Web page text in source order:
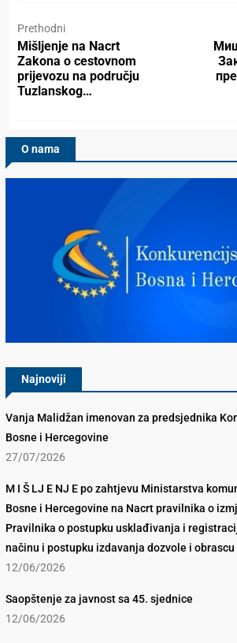
Prethodni
Mišljenje na Nacrt
Zakona o cestovnom
prijevozu na području
Tuzlanskog…
O nama
Najnoviji
Vanja Malidžan imenovan za predsjednika
Bosne i Hercegovine
27/07/2026
M I Š LJ E NJ E po zahtjevu Ministarstva
Bosne i Hercegovine na Nacrt pravilnika o
Pravilnika o postupku usklađivanja i
načinu i postupku izdavanja dozvole i obrascu
12/06/2026
Saopštenje za javnost sa 45. sjednice
12/06/2026